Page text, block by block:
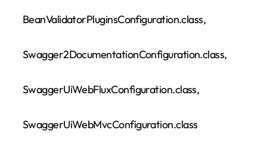
BeanValidatorPluginsConfiguration.class,
Swagger2DocumentationConfiguration.class,
SwaggerUiWebFluxConfiguration.class,
SwaggerUiWebMvcConfiguration.class